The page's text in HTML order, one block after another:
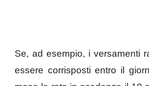
Se, ad esempio, i versamenti
essere corrisposti entro il